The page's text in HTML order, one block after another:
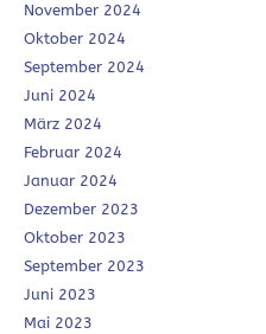
November 2024
Oktober 2024
September 2024
Juni 2024
März 2024
Februar 2024
Januar 2024
Dezember 2023
Oktober 2023
September 2023
Juni 2023
Mai 2023